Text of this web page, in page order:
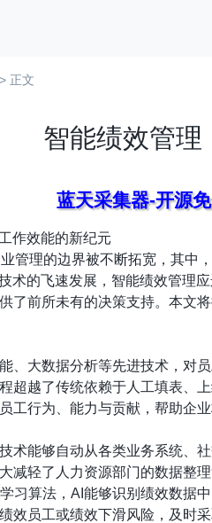
> 正文
智能绩效管理
蓝天采集器-开源
作效能的新纪元
管理的边界被不断拓宽，其中
术的飞速发展，智能绩效管理
了前所未有的决策支持。本文
、大数据分析等先进技术，对
超越了传统依赖于人工填表、
工行为、能力与贡献，帮助企
技术能够自动从各类业务系统、
减轻了人力资源部门的数据整
学习算法，AI能够识别绩效数据
效员工或绩效下滑风险，及时